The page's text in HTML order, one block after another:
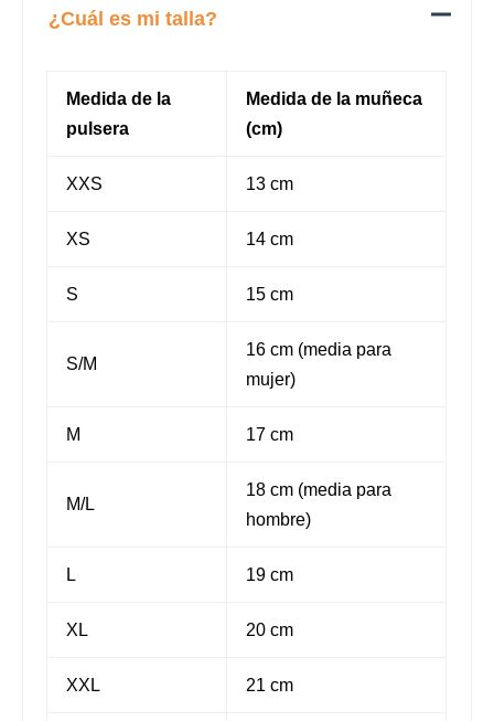
¿Cuál es mi talla?
Medida de la
pulsera
Medida de la muñeca
(cm)
XXS 13 cm
XS 14 cm
S 15 cm
S/M
16 cm (media para
mujer)
M 17 cm
M/L
18 cm (media para
hombre)
L 19 cm
XL 20 cm
XXL 21 cm